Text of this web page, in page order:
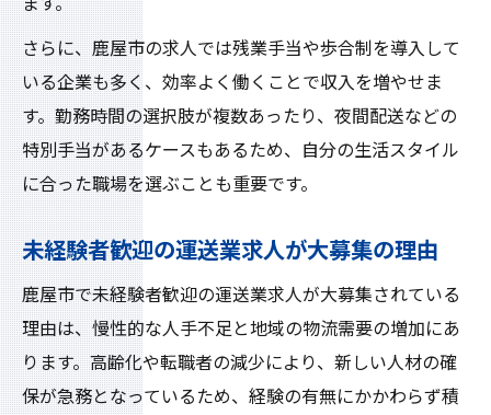
さらに、鹿屋市の求人では残業手当や歩合制を導入して
いる企業も多く、効率よく働くことで収入を増やせま
す。勤務時間の選択肢が複数あったり、夜間配送などの
特別手当があるケースもあるため、自分の生活スタイル
に合った職場を選ぶことも重要です。
未経験者歓迎の運送業求人が大募集の理由
鹿屋市で未経験者歓迎の運送業求人が大募集されている
理由は、慢性的な人手不足と地域の物流需要の増加にあ
ります。高齢化や転職者の減少により、新しい人材の確
保が急務となっているため、経験の有無にかかわらず積